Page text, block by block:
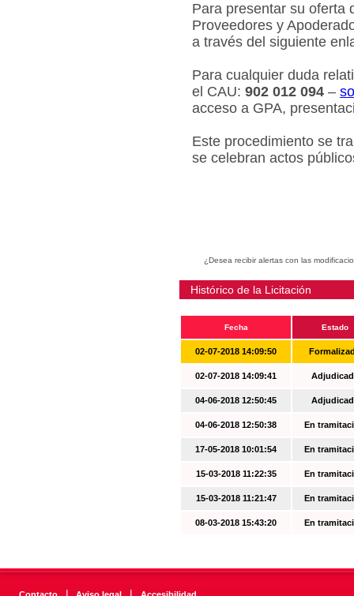
Para presentar su oferta
Proveedores y
a través del siguiente
Para cualquier duda
el CAU: 902 012 094 –
acceso a GPA,
Este procedimiento se
se celebran actos
¿Desea recibir alertas con las
Histórico de la Licitación
Fecha Estado
02-07-2018 14:09:50
02-07-2018 14:09:41
04-06-2018 12:50:45
04-06-2018 12:50:38 En
17-05-2018 10:01:54 En
15-03-2018 11:22:35 En
15-03-2018 11:21:47 En
08-03-2018 15:43:20 En